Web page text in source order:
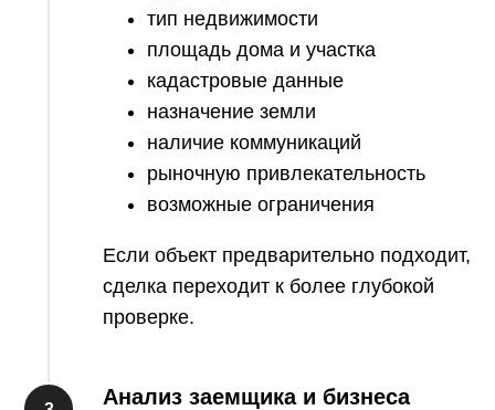
тип недвижимости
площадь дома и участка
кадастровые данные
назначение земли
наличие коммуникаций
рыночную привлекательность
возможные ограничения
Если объект предварительно подходит,
сделка переходит к более глубокой
проверке.
Анализ заемщика и бизнеса